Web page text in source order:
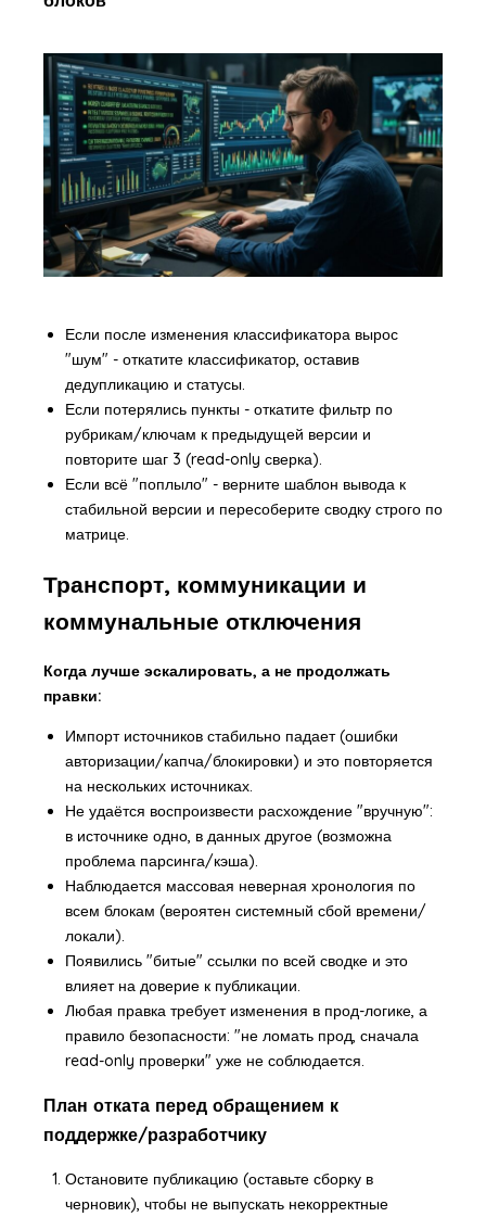
Если после изменения классификатора вырос
"шум" - откатите классификатор, оставив
дедупликацию и статусы.
Если потерялись пункты - откатите фильтр по
рубрикам/ключам к предыдущей версии и
повторите шаг 3 (read-only сверка).
Если всё "поплыло" - верните шаблон вывода к
стабильной версии и пересоберите сводку строго по
матрице.
Транспорт, коммуникации и
коммунальные отключения
Когда лучше эскалировать, а не продолжать
правки:
Импорт источников стабильно падает (ошибки
авторизации/капча/блокировки) и это повторяется
на нескольких источниках.
Не удаётся воспроизвести расхождение "вручную":
в источнике одно, в данных другое (возможна
проблема парсинга/кэша).
Наблюдается массовая неверная хронология по
всем блокам (вероятен системный сбой времени/
локали).
Появились "битые" ссылки по всей сводке и это
влияет на доверие к публикации.
Любая правка требует изменения в прод-логике, а
правило безопасности: "не ломать прод, сначала
read-only проверки" уже не соблюдается.
План отката перед обращением к
поддержке/разработчику
Остановите публикацию (оставьте сборку в
черновик), чтобы не выпускать некорректные